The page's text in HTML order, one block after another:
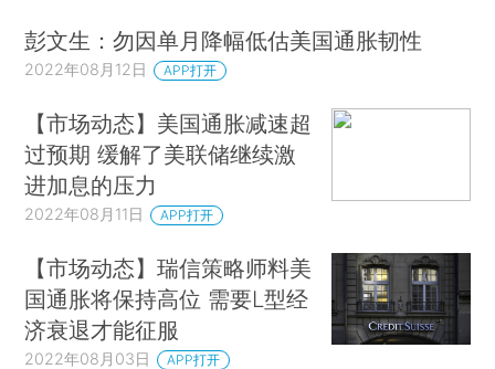
彭文生：勿因单月降幅低估美国通胀韧性
2022年08月12日 APP打开
【市场动态】美国通胀减速超
过预期 缓解了美联储继续激
进加息的压力
2022年08月11日 APP打开
【市场动态】瑞信策略师料美
国通胀将保持高位 需要L型经
济衰退才能征服
2022年08月03日 APP打开